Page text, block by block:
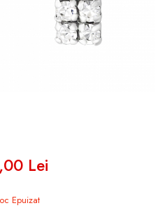
Lei
Epuizat